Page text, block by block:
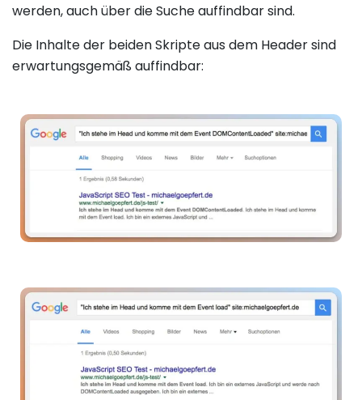
werden, auch über die Suche auffindbar sind.
Die Inhalte der beiden Skripte aus dem Header sind
erwartungsgemäß auffindbar: